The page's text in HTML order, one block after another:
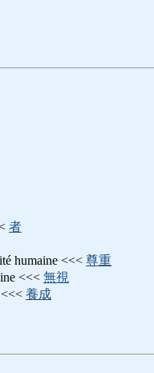
者
humaine <<< 尊重
<<< 無視
養成